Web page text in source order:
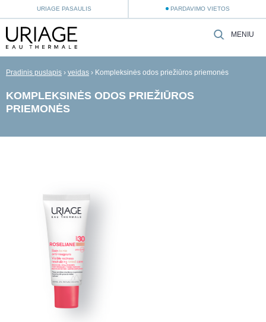
URIAGE PASAULIS PARDAVIMO VIETOS
MENIU
Pradinis puslapis › veidas › Kompleksinės odos priežiūros priemonės
KOMPLEKSINĖS ODOS PRIEŽIŪROS
PRIEMONĖS